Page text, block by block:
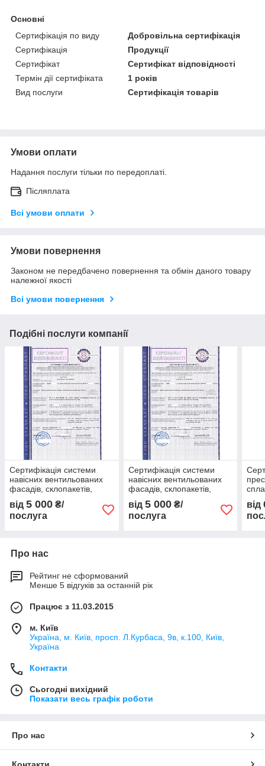
Основні
Сертифікація по виду
Добровільна сертифікація
Сертифікація
Продукції
Сертифікат
Сертифікат відповідності
Термін дії сертифіката
1 років
Вид послуги
Сертифікація товарів
Умови оплати
Надання послуги тільки по передоплаті.
Післяплата
Всі умови оплати
Умови повернення
Законом не передбачено повернення та обмін даного товару
належної якості
Всі умови повернення
Подібні послуги компанії
Сертифікація системи
навісних вентильованих
фасадів, склопакетів,
вікна, двері, фасадні
конструкції
від 5 000 ₴/
послуга
Сертифікація системи
навісних вентильованих
фасадів, склопакетів,
вікна, двері, фасадні
конструкції
від 5 000₴/
послуга
від
Про нас
Рейтинг не сформований
Менше 5 відгуків за останній рік
Працює з 11.03.2015
м. Київ
Україна, м. Київ, просп. Л.Курбаса, 9в, к.100, Київ,
Україна
Контакти
Сьогодні вихідний
Показати весь графік роботи
Про нас